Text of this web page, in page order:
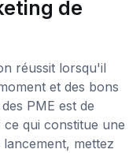
de
réussit lorsqu'il
et des bons
PME est de
qui constitue une
mettez